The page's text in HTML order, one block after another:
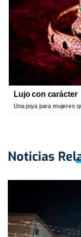
Lujo con carácter
Una joya para mujeres
Noticias